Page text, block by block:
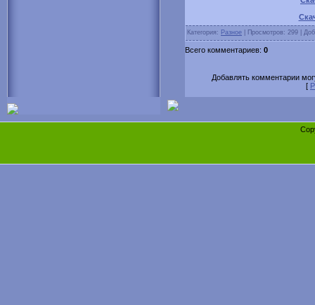
Категория: Разное | Просмотров: 299 |
Всего комментариев: 0
Добавлять комментарии
[